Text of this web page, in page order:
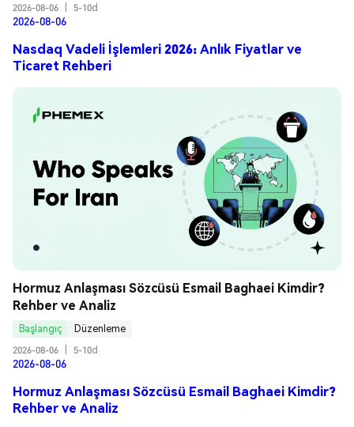
2026-08-06
5-10d
2026-08-06
Nasdaq Vadeli İşlemleri 2026: Anlık Fiyatlar ve
Ticaret Rehberi
Hormuz Anlaşması Sözcüsü Esmail Baghaei Kimdir?
Rehber ve Analiz
Başlangıç
Düzenleme
2026-08-06
5-10d
2026-08-06
Hormuz Anlaşması Sözcüsü Esmail Baghaei Kimdir?
Rehber ve Analiz